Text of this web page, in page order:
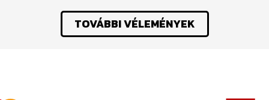
TOVÁBBI VÉLEMÉNYEK